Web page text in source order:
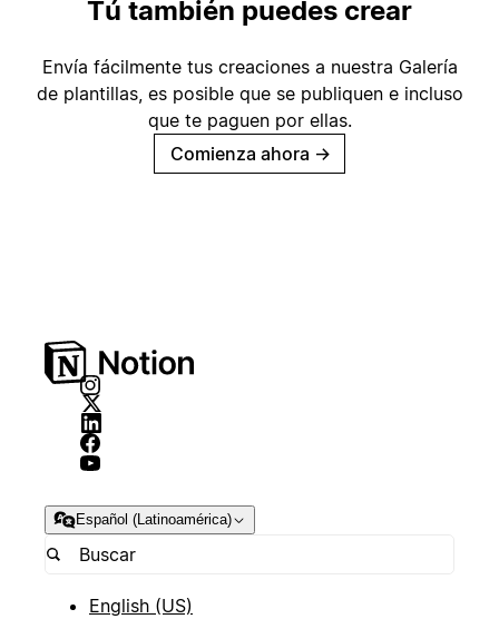
Tú también puedes crear
Envía fácilmente tus creaciones a nuestra Galería
de plantillas, es posible que se publiquen e incluso
que te paguen por ellas.
Comienza ahora →
Español (Latinoamérica)
English (US)